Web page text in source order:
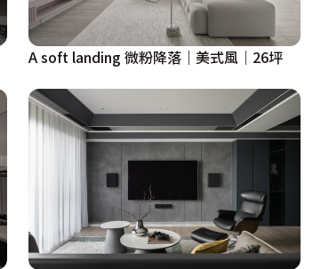
A soft landing 微粉降落｜美式風｜26坪